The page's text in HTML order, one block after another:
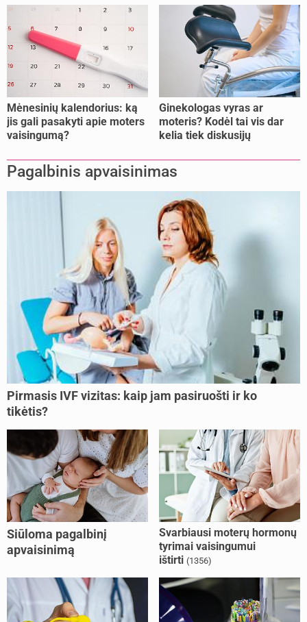
nujunkyti?
Mėnesinių kalendorius: ką
jis gali pasakyti apie moters
vaisingumą?
Ginekologas vyras ar
moteris? Kodėl tai vis dar
kelia tiek diskusijų
Pagalbinis apvaisinimas
Pirmasis IVF vizitas: kaip jam pasiruošti ir ko
tikėtis?
Siūloma pagalbinį
apvaisinimą
nesusituokusiems, ir
vienišoms moterims
(10)
Svarbiausi moterų hormonų
tyrimai vaisingumui
ištirti (1356)